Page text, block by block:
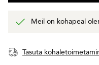
Meil on kohapeal
Tasuta